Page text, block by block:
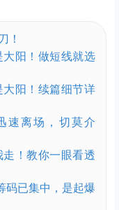
！
大阳！做短线就选
大阳！续篇细节详
速离场，切莫介
！教你一眼看透
码已集中，是起爆